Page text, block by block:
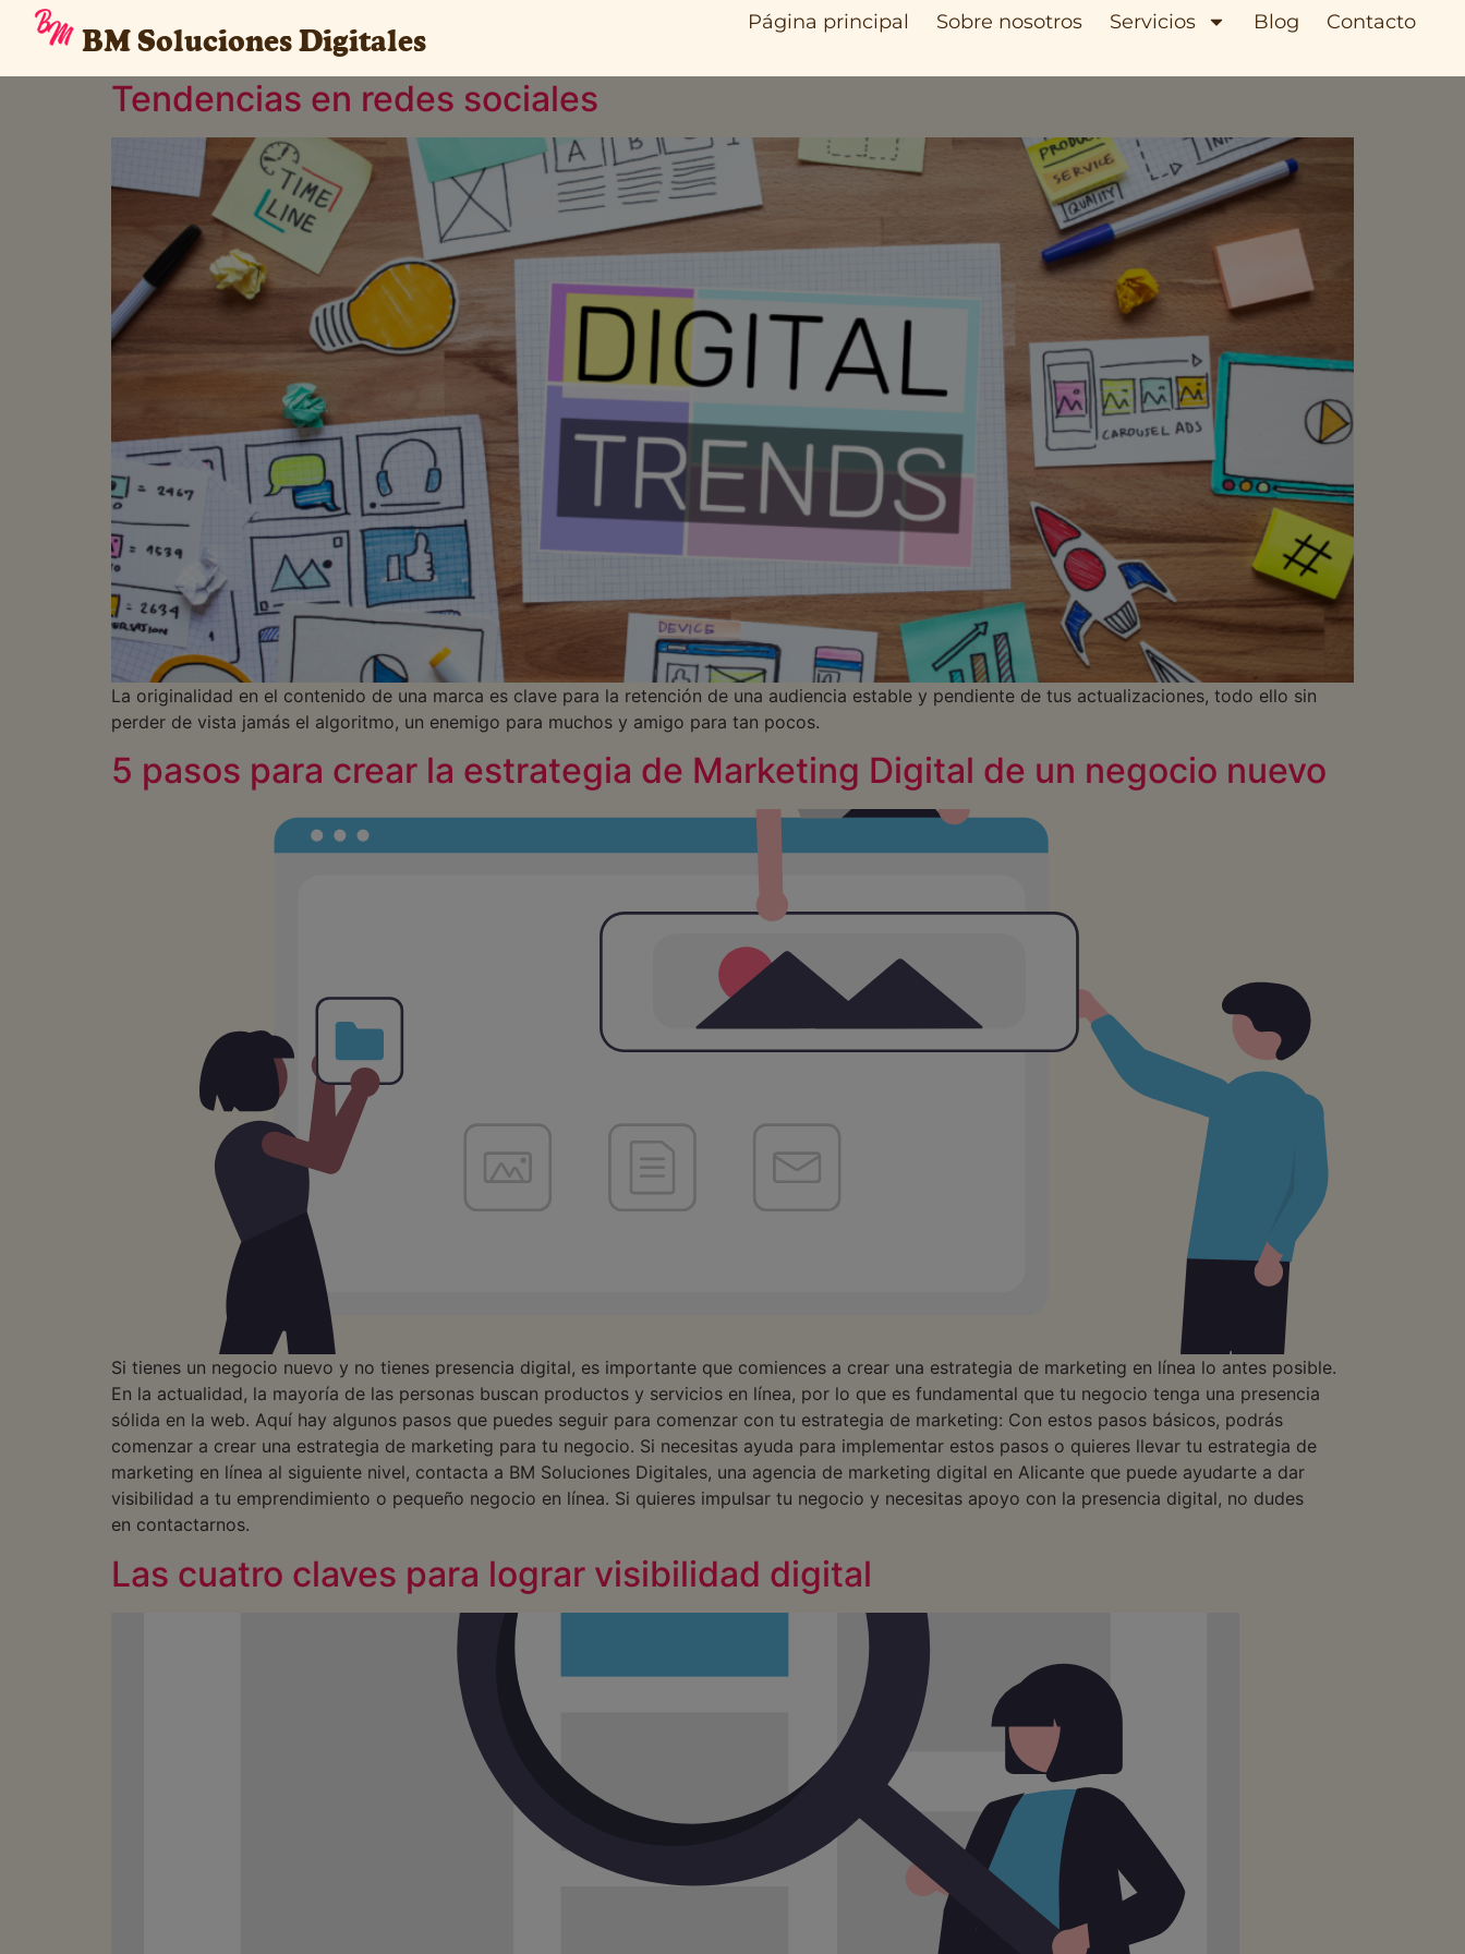
BM Soluciones Digitales Página principal Sobre nosotros Servicios Blog Contacto
Autor:. .
Tendencias en redes sociales
La originalidad en el contenido de una marca es clave para la retención de una audiencia estable y pendiente de tus actualizaciones, todo ello sin
perder de vista jamás el algoritmo, un enemigo para muchos y amigo para tan pocos.
5 pasos para crear la estrategia de Marketing Digital de un negocio nuevo
Si tienes un negocio nuevo y no tienes presencia digital, es importante que comiences a crear una estrategia de marketing en línea lo antes posible.
En la actualidad, la mayoría de las personas buscan productos y servicios en línea, por lo que es fundamental que tu negocio tenga una presencia
sólida en la web. Aquí hay algunos pasos que puedes seguir para comenzar con tu estrategia de marketing: Con estos pasos básicos, podrás
comenzar a crear una estrategia de marketing para tu negocio. Si necesitas ayuda para implementar estos pasos o quieres llevar tu estrategia de
marketing en línea al siguiente nivel, contacta a BM Soluciones Digitales, una agencia de marketing digital en Alicante que puede ayudarte a dar
visibilidad a tu emprendimiento o pequeño negocio en línea. Si quieres impulsar tu negocio y necesitas apoyo con la presencia digital, no dudes
en contactarnos.
Las cuatro claves para lograr visibilidad digital